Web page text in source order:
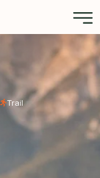
Trail